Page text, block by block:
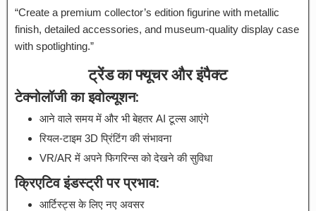
“Create a premium collector’s edition figurine with metallic
finish, detailed accessories, and museum-quality display case
with spotlighting.”
ट्रेंड का फ्यूचर और इंपैक्ट
टेक्नोलॉजी का इवोल्यूशन:
आने वाले समय में और भी बेहतर AI टूल्स आएंगे
रियल-टाइम 3D प्रिंटिंग की संभावना
VR/AR में अपने फिगरिन्स को देखने की सुविधा
क्रिएटिव इंडस्ट्री पर प्रभाव:
आर्टिस्ट्स के लिए नए अवसर